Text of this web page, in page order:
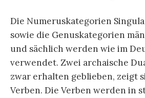
Die Numeruskategorien
sowie die Genuskategorien
und sächlich werden wie im
verwendet. Zwei archaische
zwar erhalten geblieben, zeigt
Verben. Die Verben werden in